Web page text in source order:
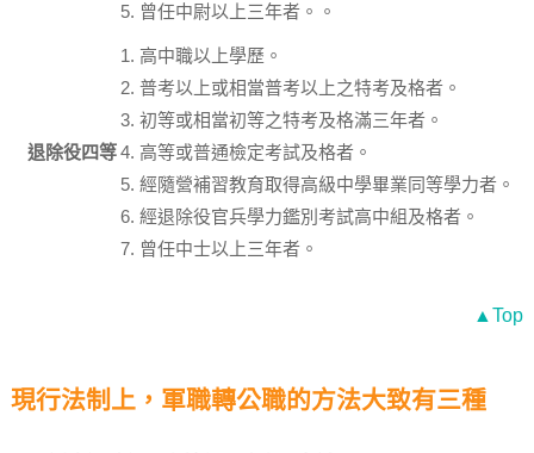
曾任中尉以上三年者。。
退除役四等
高中職以上學歷。
普考以上或相當普考以上之特考及格者。
初等或相當初等之特考及格滿三年者。
高等或普通檢定考試及格者。
經隨營補習教育取得高級中學畢業同等學力者。
經退除役官兵學力鑑別考試高中組及格者。
曾任中士以上三年者。
▲Top
現行法制上，軍職轉公職的方法大致有三種